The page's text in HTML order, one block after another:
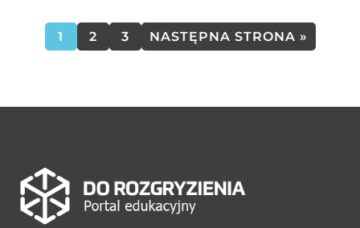
1 2 3 NASTĘPNA STRONA »